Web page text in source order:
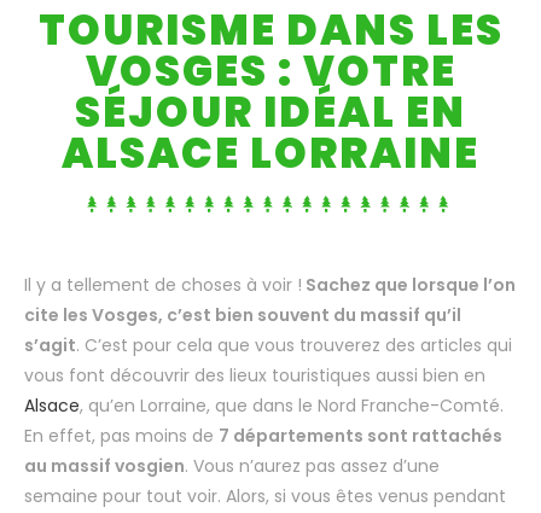
TOURISME DANS LES
VOSGES : VOTRE
SÉJOUR IDÉAL EN
ALSACE LORRAINE
Il y a tellement de choses à voir ! Sachez que lorsque l’on
cite les Vosges, c’est bien souvent du massif qu’il
s’agit. C’est pour cela que vous trouverez des articles qui
vous font découvrir des lieux touristiques aussi bien en
Alsace, qu’en Lorraine, que dans le Nord Franche-Comté.
En effet, pas moins de 7 départements sont rattachés
au massif vosgien. Vous n’aurez pas assez d’une
semaine pour tout voir. Alors, si vous êtes venus pendant